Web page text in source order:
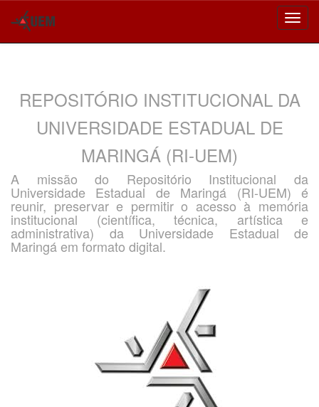
REPOSITÓRIO INSTITUCIONAL DA
UNIVERSIDADE ESTADUAL DE
MARINGÁ (RI-UEM)
A missão do Repositório Institucional da
Universidade Estadual de Maringá (RI-UEM) é
reunir, preservar e permitir o acesso à memória
institucional (científica, técnica, artística e
administrativa) da Universidade Estadual de
Maringá em formato digital.